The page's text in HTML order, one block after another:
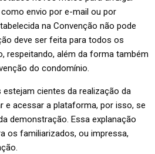
envio por e-mail ou por
na Convenção não pode
deve ser feita para todos os
respeitando, além da forma também
do condomínio.
estejam cientes da realização da
e acessar a plataforma, por isso, se
demonstração. Essa explanação
os familiarizados, ou impressa,